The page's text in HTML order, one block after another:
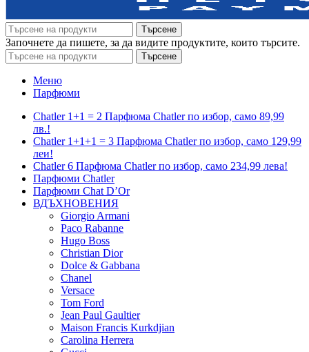
Търсене
Започнете да пишете, за да видите продуктите, които търсите.
Търсене
Меню
Парфюми
Chatler 1+1 = 2 Парфюма Chatler по избор, само 89,99
лв.!
Chatler 1+1+1 = 3 Парфюма Chatler по избор, само 129,99
леи!
Chatler 6 Парфюма Chatler по избор, само 234,99 лева!
Парфюми Chatler
Парфюми Chat D’Or
ВДЪХНОВЕНИЯ
Giorgio Armani
Paco Rabanne
Hugo Boss
Christian Dior
Dolce & Gabbana
Chanel
Versace
Tom Ford
Jean Paul Gaultier
Maison Francis Kurkdjian
Carolina Herrera